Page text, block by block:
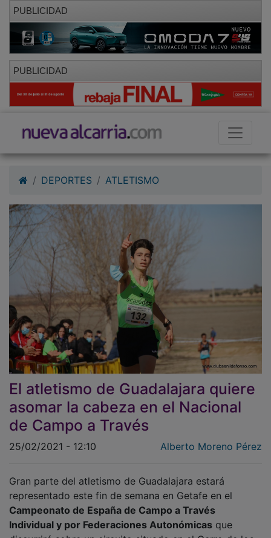
PUBLICIDAD
PUBLICIDAD
El atletismo de Guadalajara quiere
asomar la cabeza en el Nacional
de Campo a Través
25/02/2021 - 12:10
representado este fin de semana en Getafe en el
Campeonato de España de Campo a Través
Individual y por Federaciones Autonómicasque
discurrirá sobre un circuito situado en el Cerro de los